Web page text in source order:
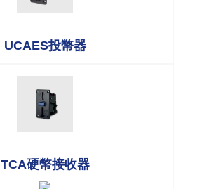
UCAES投幣器
TCA硬幣接收器